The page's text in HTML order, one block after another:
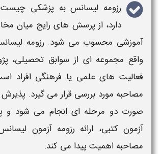
رزومه لیسانس به پزشکی چیست
دارد، از پرسش های رایج میان
آموزشی محسوب می شود. رزومه
واقع مجموعه ای از سوابق تحصیلی،
فعالیت های علمی یا فرهنگی افراد
مصاحبه مورد بررسی قرار می گیرد. پذیرش
صورت دو مرحله ای انجام می شود و
آزمون کتبی، ارائه رزومه آزمون
مصاحبه اهمیت پیدا می کند.